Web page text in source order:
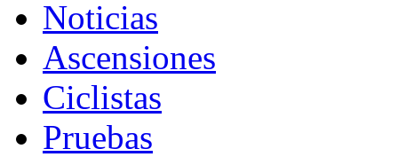
Noticias
Ascensiones
Ciclistas
Pruebas